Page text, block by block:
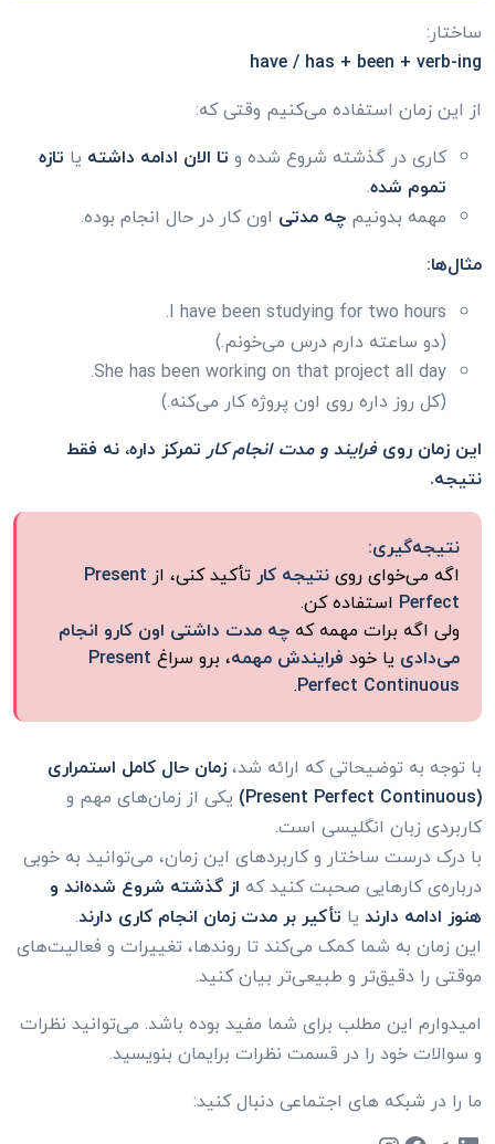
ساختار:
have / has + been + verb-ing
از این زمان استفاده می‌کنیم وقتی که:
کاری در گذشته شروع شده و تا الان ادامه داشته یا تازه
تموم شده.
مهمه بدونیم چه مدتی اون کار در حال انجام بوده.
مثال‌ها:
I have been studying for two hours.
(دو ساعته دارم درس می‌خونم.)
She has been working on that project all day.
(کل روز داره روی اون پروژه کار می‌کنه.)
این زمان رویفرایند و مدت انجام کارتمرکز داره، نه فقط
نتیجه.
نتیجه‌گیری:
اگه می‌خوای روینتیجه کارتأکید کنی، از Present
Perfect استفاده کن.
ولی اگه برات مهمه که چه مدت داشتی اون کارو انجام
می‌دادی یا خود فرایندش مهمه، برو سراغ Present
Perfect Continuous
.
با توجه به توضیحاتی که ارائه شد،زمان حال کامل استمراری
(Present Perfect Continuous)
یکی از زمان‌های مهم و
کاربردی زبان انگلیسی است.
با درک درست ساختار و کاربردهای این زمان، می‌توانید به خوبی
درباره‌ی کارهایی صحبت کنید که از گذشته شروع شده‌اند و
هنوز ادامه دارند یا تأکیر بر مدت زمان انجام کاری دارند.
این زمان به شما کمک می‌کند تا روندها، تغییرات و فعالیت‌های
موقتی را دقیق‌تر و طبیعی‌تر بیان کنید.
امیدوارم این مطلب برای شما مفید بوده باشد. می‌توانید نظرات
و سوالات خود را در قسمت نظرات برایمان بنویسید.
ما را در شبکه های اجتماعی دنبال کنید: